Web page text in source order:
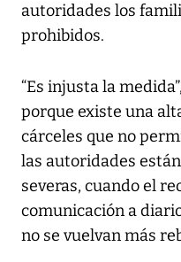
autoridades los
prohibidos.
“Es injusta la
porque existe una
cárceles que no
las autoridades
severas, cuando el
comunicación a
no se vuelvan más